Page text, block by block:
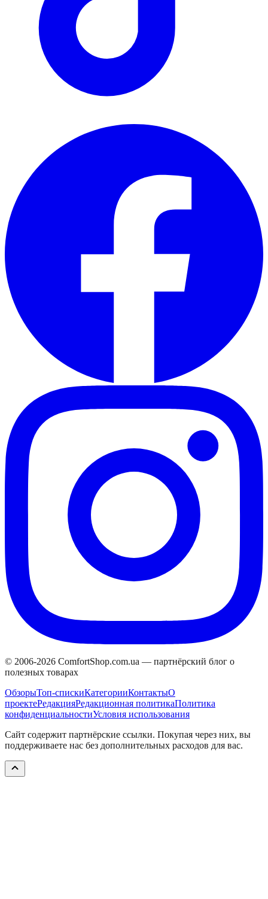
© 2006-2026 ComfortShop.com.ua — партнёрский блог о
полезных товарах
ОбзорыТоп-спискиКатегорииКонтактыО
проектеРедакцияРедакционная политикаПолитика
конфиденциальностиУсловия использования
Сайт содержит партнёрские ссылки. Покупая через них, вы
поддерживаете нас без дополнительных расходов для вас.